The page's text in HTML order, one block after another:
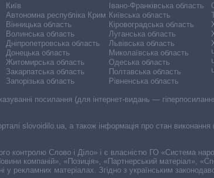
Київ
Автономна республіка Крим
Вінницька область
Волинська область
Дніпропетровська область
Донецька область
Житомирська область
Закарпатська область
Запорізька область
Івано-Франківська область
Київська область
Кіровоградська область
Луганська область
Львівська область
Миколаївська область
Одеська область
Полтавська область
Рівненська область
посилання (для інтернет-видань —
slovoidilo.ua, а також інформація про стан
контролю Слово і Діло» і є власністю ГО «Система
компаній», «Позиція», «Партнерський матеріал»,
рекламних матеріалах. Згідно з українським